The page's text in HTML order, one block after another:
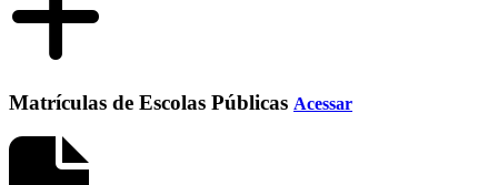
Matrículas de Escolas Públicas Acessar